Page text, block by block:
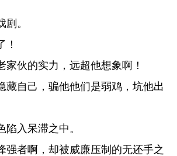
。
伙的实力，远超他想象啊！
自己，骗他他们是弱鸡，坑他出
入呆滞之中。
者啊，却被威廉压制的无还手之